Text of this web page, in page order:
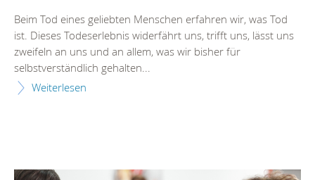
Beim Tod eines geliebten Menschen erfahren wir, was Tod
ist. Dieses Todeserlebnis widerfährt uns, trifft uns, lässt uns
zweifeln an uns und an allem, was wir bisher für
selbstverständlich gehalten...
Weiterlesen